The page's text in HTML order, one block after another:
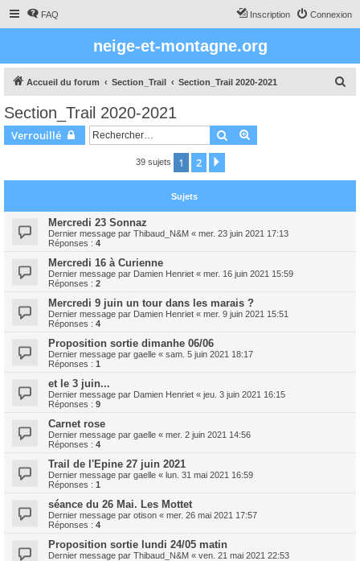
FAQ Connexion
Inscription
neige-et-montagne.org
Accueil du forum Section_Trail Section_Trail 2020-2021
Section_Trail 2020-2021
Verrouillé Rechercher
39 sujets 1 2
Sujets
Mercredi 23 Sonnaz
Dernier message par Thibaud_N&M « mer. 23 juin 2021 17:13
Réponses : 4
Mercredi 16 à Curienne
Dernier message par Damien Henriet « mer. 16 juin 2021 15:59
Réponses : 2
Mercredi 9 juin un tour dans les marais ?
Dernier message par Damien Henriet « mer. 9 juin 2021 15:51
Réponses : 4
Proposition sortie dimanhe 06/06
Dernier message par gaelle « sam. 5 juin 2021 18:17
Réponses : 1
et le 3 juin...
Dernier message par Damien Henriet « jeu. 3 juin 2021 16:15
Réponses : 9
Carnet rose
Dernier message par gaelle « mer. 2 juin 2021 14:56
Réponses : 4
Trail de l'Epine 27 juin 2021
Dernier message par gaelle « lun. 31 mai 2021 16:59
Réponses : 1
séance du 26 Mai. Les Mottet
Dernier message par otison « mer. 26 mai 2021 17:57
Réponses : 4
Proposition sortie lundi 24/05 matin
Dernier message par Thibaud_N&M « ven. 21 mai 2021 22:53